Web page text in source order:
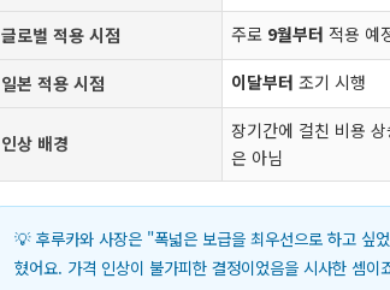
글로벌 적용 시점 주로 9월부터 적용 예
일본 적용 시점 이달부터 조기 시행
인상 배경
장기간에 걸친 비용
은 아님
💡 후루카와 사장은 "폭넓은 보급을 최우선으로 하고 싶
혔어요. 가격 인상이 불가피한 결정이었음을 시사한 셈이